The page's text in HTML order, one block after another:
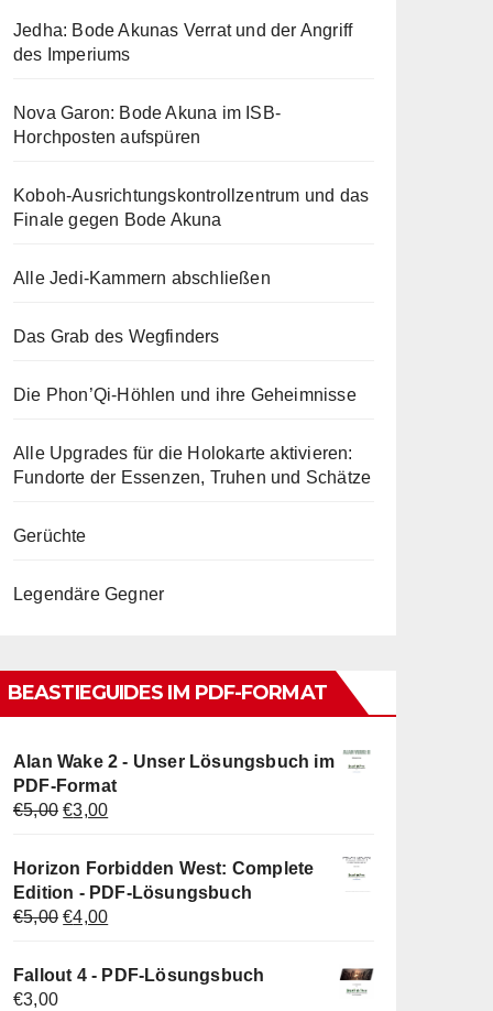
Jedha: Bode Akunas Verrat und der Angriff
des Imperiums
Nova Garon: Bode Akuna im ISB-
Horchposten aufspüren
Koboh-Ausrichtungskontrollzentrum und das
Finale gegen Bode Akuna
Alle Jedi-Kammern abschließen
Das Grab des Wegfinders
Die Phon’Qi-Höhlen und ihre Geheimnisse
Alle Upgrades für die Holokarte aktivieren:
Fundorte der Essenzen, Truhen und Schätze
Gerüchte
Legendäre Gegner
BEASTIEGUIDES IM PDF-FORMAT
Alan Wake 2 - Unser Lösungsbuch im
PDF-Format
€5,00 Ursprünglicher
war:
€5,00
€3,00Aktueller
ist:
€3,00.
Horizon Forbidden West: Complete
Edition - PDF-Lösungsbuch
€5,00 Ursprünglicher
war:
€4,00Aktueller
ist:
Fallout 4 - PDF-Lösungsbuch
€3,00